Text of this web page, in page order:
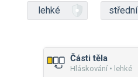
lehké
střední
Části těla
Hláskování • lehké